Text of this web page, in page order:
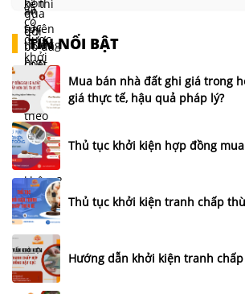
TIN NỔI BẬT
Mua bán nhà đất ghi giá trong
giá thực tế, hậu quả pháp lý?
Thủ tục khởi kiện hợp đồng
Thủ tục khởi kiện tranh chấp
Hướng dẫn khởi kiện tranh